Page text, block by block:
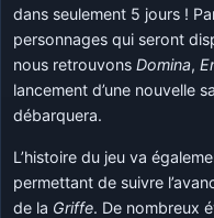
dans seulement 5 jours !
personnages qui seront
nous retrouvonsDomina,
lancement d’une nouvelle
débarquera.
L’histoire du jeu va
permettant de suivre
de la Griffe. De nombreux